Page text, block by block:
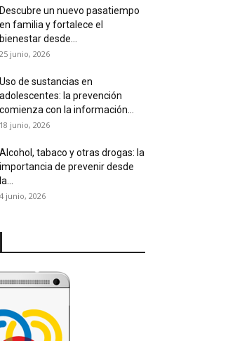
Descubre un nuevo pasatiempo
en familia y fortalece el
bienestar desde...
25 junio, 2026
Uso de sustancias en
adolescentes: la prevención
comienza con la información...
18 junio, 2026
Alcohol, tabaco y otras drogas: la
importancia de prevenir desde
la...
4 junio, 2026